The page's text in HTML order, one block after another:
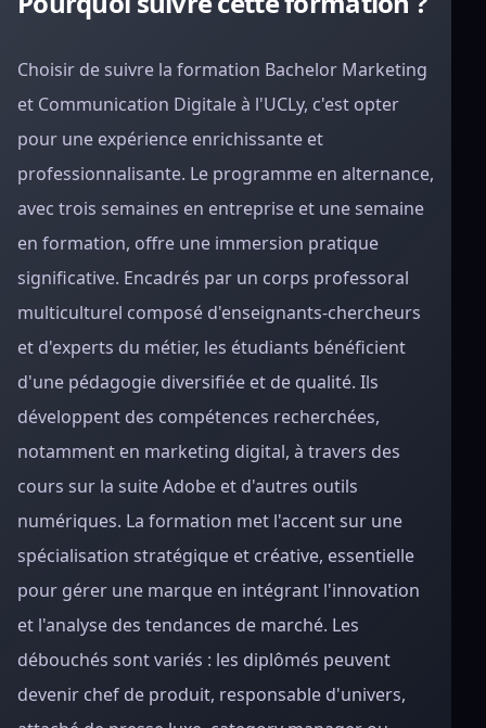
Choisir de suivre la formation Bachelor Marketing
et Communication Digitale à l'UCLy, c'est opter
pour une expérience enrichissante et
professionnalisante. Le programme en alternance,
avec trois semaines en entreprise et une semaine
en formation, offre une immersion pratique
significative. Encadrés par un corps professoral
multiculturel composé d'enseignants-chercheurs
et d'experts du métier, les étudiants bénéficient
d'une pédagogie diversifiée et de qualité. Ils
développent des compétences recherchées,
notamment en marketing digital, à travers des
cours sur la suite Adobe et d'autres outils
numériques. La formation met l'accent sur une
spécialisation stratégique et créative, essentielle
pour gérer une marque en intégrant l'innovation
et l'analyse des tendances de marché. Les
débouchés sont variés : les diplômés peuvent
devenir chef de produit, responsable d'univers,